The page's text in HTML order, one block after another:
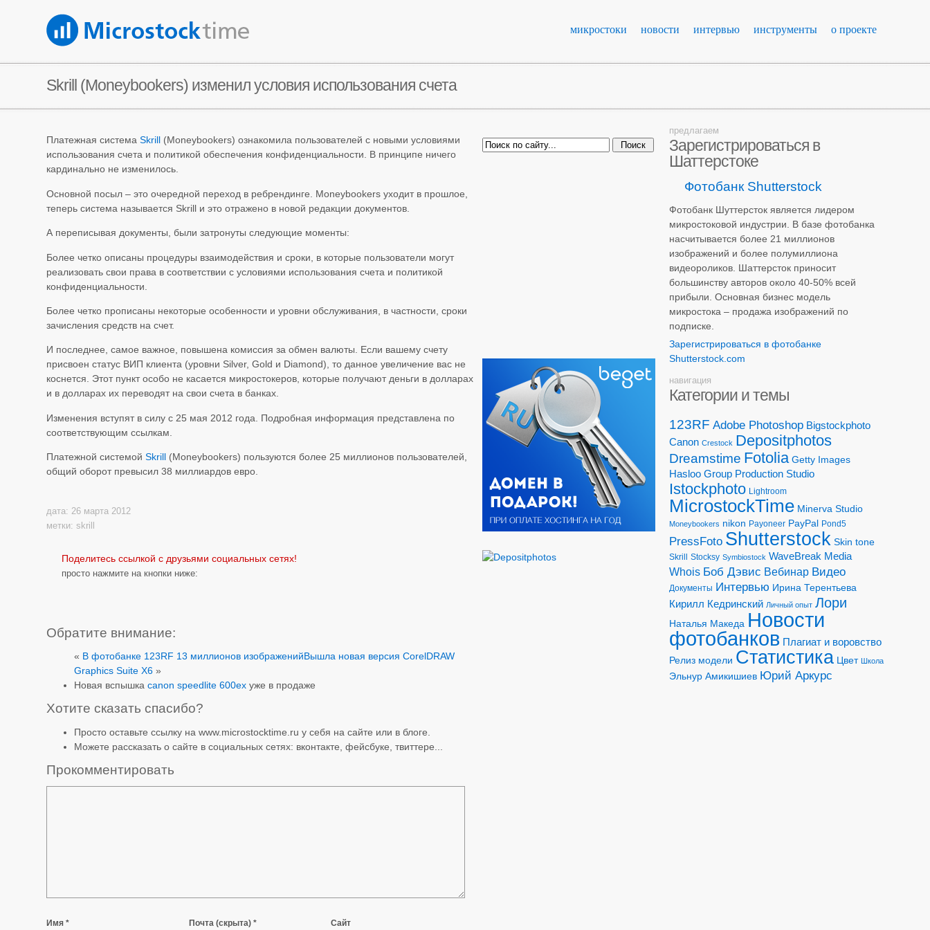
микростоки новости интервью инструменты о проекте
Skrill (Moneybookers) изменил условия использования счета
Платежная системаSkrill (Moneybookers) ознакомила пользователей с новыми условиями
использования счета и политикой обеспечения конфиденциальности. В принципе ничего
кардинально не изменилось.
Основной посыл – это очередной переход в ребрендинге. Moneybookers уходит в прошлое,
теперь система называется Skrill и это отражено в новой редакции документов.
А переписывая документы, были затронуты следующие моменты:
Более четко описаны процедуры взаимодействия и сроки, в которые пользователи могут
реализовать свои права в соответствии с условиями использования счета и политикой
конфиденциальности.
Более четко прописаны некоторые особенности и уровни обслуживания, в частности, сроки
зачисления средств на счет.
И последнее, самое важное, повышена комиссия за обмен валюты. Если вашему счету
присвоен статус ВИП клиента (уровни Silver, Gold и Diamond), то данное увеличение вас не
коснется. Этот пункт особо не касается микростокеров, которые получают деньги в долларах
и в долларах их переводят на свои счета в банках.
Изменения вступят в силу с 25 мая 2012 года. Подробная информация представлена по
соответствующим ссылкам.
Платежной системойSkrill (Moneybookers) пользуются более 25 миллионов пользователей,
общий оборот превысил 38 миллиардов евро.
дата: 26 марта 2012
метки:skrill
Поделитесь ссылкой с друзьями социальных сетях!
просто нажмите на кнопки ниже:
Обратите внимание:
« В фотобанке 123RF 13 миллионов изображенийВышла новая версия CorelDRAW
Graphics Suite X6 »
Новая вспышкаcanon speedlite 600ex уже в продаже
Хотите сказать спасибо?
Просто оставьте ссылку на www.microstocktime.ru у себя на сайте или в блоге.
Можете рассказать о сайте в социальных сетях: вконтакте, фейсбуке, твиттере...
Прокомментировать
Имя * Почта (скрыта) * Сайт
предлагаем
Зарегистрироваться в
Шаттерстоке
Фотобанк Shutterstock
Фотобанк Шуттерсток является лидером
микростоковой индустрии. В базе фотобанка
насчитывается более 21 миллионов
изображений и более полумиллиона
видеороликов. Шаттерсток приносит
большинству авторов около 40-50% всей
прибыли. Основная бизнес модель
микростока – продажа изображений по
подписке.
Зарегистрироваться в фотобанке
Shutterstock.com
навигация
Категории и темы
123RF Adobe Photoshop Bigstockphoto
Canon Crestock Depositphotos
Dreamstime Fotolia Getty Images
Hasloo Group Production Studio
Istockphoto Lightroom
MicrostockTime Minerva Studio
Moneybookers nikon Payoneer PayPal Pond5
PressFoto Shutterstock Skin tone
Skrill Stocksy Symbiostock WaveBreak Media
Whois Боб Дэвис Вебинар Видео
Документы Интервью Ирина Терентьева
Кирилл Кедринский Личный опыт Лори
Наталья Македа Новости
фотобанков Плагиат и воровство
Релиз модели Статистика Цвет Школа
Эльнур Амикишиев Юрий Аркурс